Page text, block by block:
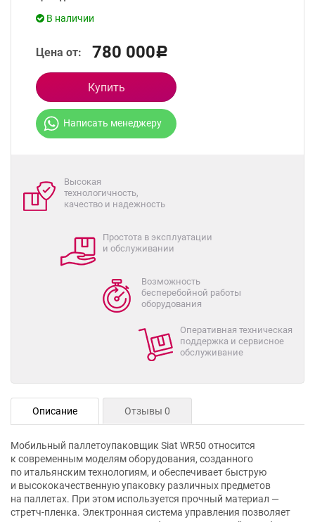
В наличии
Цена от: 780 000Р
Купить
Написать менеджеру
Высокая
технологичность,
качество и надежность
Простота в эксплуатации
и обслуживании
Возможность
бесперебойной работы
оборудования
Оперативная техническая
поддержка и сервисное
обслуживание
Описание Отзывы 0
Мобильный паллетоупаковщик Siat WR50 относится
к современным моделям оборудования, созданного
по итальянским технологиям, и обеспечивает быструю
и высококачественную упаковку различных предметов
на паллетах. При этом используется прочный материал —
стретч-пленка. Электронная система управления позволяет